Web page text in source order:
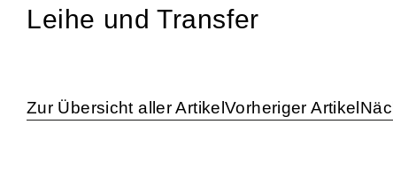
Leihe und Transfer
Zur Übersicht aller ArtikelVorheriger Artikel